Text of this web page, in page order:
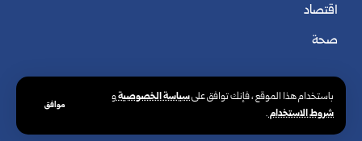
باستخدام هذا الموقع ، فإنك توافق علىسياسة الخصوصيةو
شروط الاستخدام.
موافق
اقتصاد
صحة
© الوكالة العربية السورية للأنباء. كافة الحقوق محفوظة.